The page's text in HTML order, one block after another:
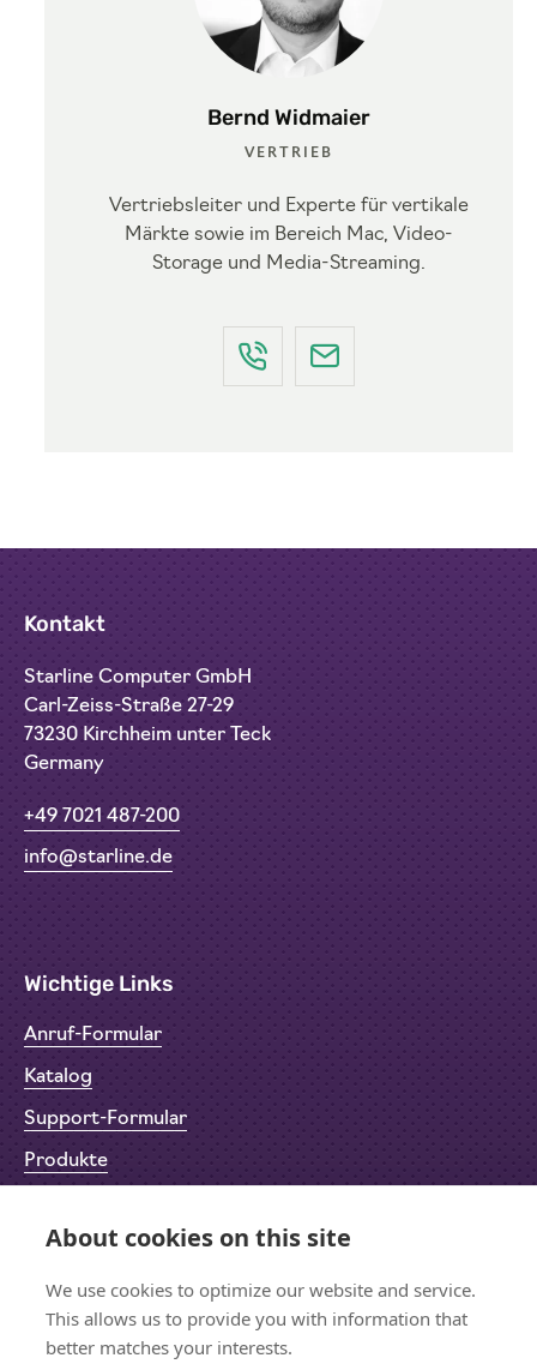
Bernd Widmaier
VERTRIEB
Vertriebsleiter und Experte für vertikale
Märkte sowie im Bereich Mac, Video-
Storage und Media-Streaming.
Kontakt
Starline Computer GmbH
Carl-Zeiss-Straße 27-29
73230 Kirchheim unter Teck
Germany
+49 7021 487-200
info@starline.de
Wichtige Links
Anruf-Formular
Katalog
Support-Formular
Produkte
Datenschutz
Impressum
About cookies on this site
We use cookies to optimize our website and service.
This allows us to provide you with information that
better matches your interests.